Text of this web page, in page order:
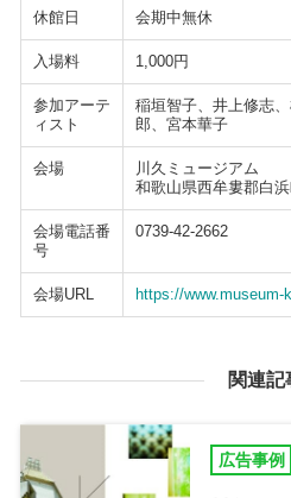
休館日 会期中無休
入場料 1,000円
参加アーテ
ィスト
稲垣智子、井上修志
郎、宮本華子
会場
川久ミュージアム
和歌山県西牟婁郡白
会場電話番
号
0739-42-2662
会場URL https://www.museum-
関連記
広告事例